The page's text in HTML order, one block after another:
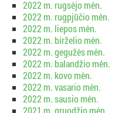
2022 m. rugsėjo mėn.
2022 m. rugpjūčio mėn.
2022 m. liepos mėn.
2022 m. birželio mėn.
2022 m. gegužės mėn.
2022 m. balandžio mėn.
2022 m. kovo mėn.
2022 m. vasario mėn.
2022 m. sausio mėn.
2021 m. gruodžio mėn.